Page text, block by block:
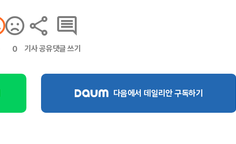
0 기사 공유댓글 쓰기
다음에서 데일리안 구독하기